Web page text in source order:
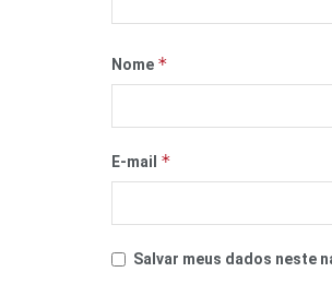
Nome *
E-mail *
Salvar meus dados neste